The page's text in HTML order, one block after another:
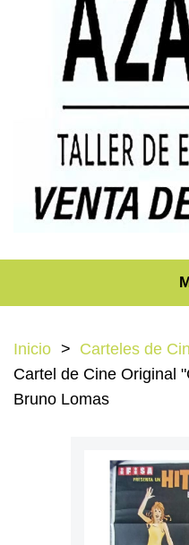
Inicio
Carteles de
Cartel de Cine Original
Bruno Lomas